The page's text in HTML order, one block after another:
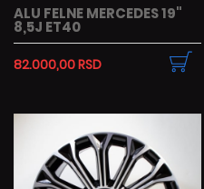
ALU FELNE MERCEDES 19"
8,5J ET40
82.000,00 RSD